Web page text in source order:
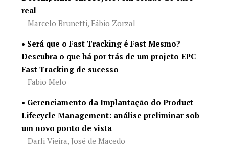
real
Marcelo Brunetti, Fábio Zorzal
• Será que o Fast Tracking é Fast Mesmo?
Descubra o que há por trás de um projeto EPC
Fast Tracking de sucesso
Fabio Melo
• Gerenciamento da Implantação do Product
Lifecycle Management: análise preliminar sob
um novo ponto de vista
Darli Vieira, José de Macedo